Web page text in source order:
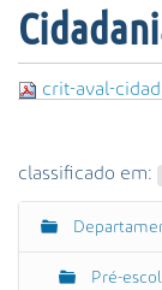
i
a
A
n
crit-aval-
classificado em:
N
Pré-